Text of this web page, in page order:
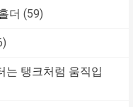
더 (59)
는 탱크처럼 움직입